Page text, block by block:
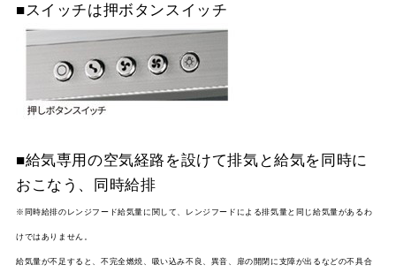
YMP465-MTB330R
SI
¥10,230（税抜価格 ￥
YMP465-MTB330L
SI
¥10,230（税抜価格 ￥
スクロールできます
■スイッチは押ボタンスイッチ
■給気専用の空気経路を設けて排気と給気を同時に
おこなう、同時給排
※同時給排のレンジフード給気量に関して、レンジフードによる排気量と同じ給気量があるわ
けではありません。
給気量が不足すると、不完全燃焼、吸い込み不良、異音、扉の開閉に支障が出るなどの不具合